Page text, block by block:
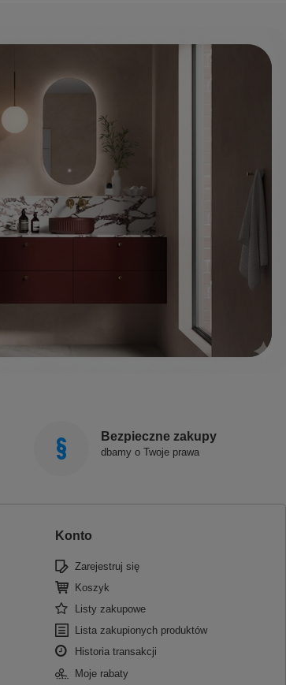
Bezpieczne zakupy
dbamy o Twoje prawa
Konto
Zarejestruj się
Koszyk
Listy zakupowe
Lista zakupionych produktów
Historia transakcji
Moje rabaty